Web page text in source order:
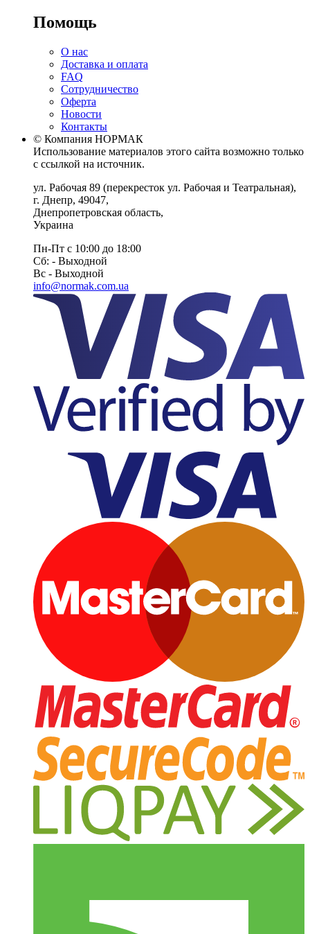
Помощь
О нас
Доставка и оплата
FAQ
Сотрудничество
Оферта
Новости
Контакты
© Компания НОРМАК
Использование материалов этого сайта возможно только
с ссылкой на источник.
ул. Рабочая 89 (перекресток ул. Рабочая и Театральная),
г. Днепр, 49047,
Днепропетровская область,
Украина
Пн-Пт с 10:00 до 18:00
Сб: - Выходной
Вс - Выходной
info@normak.com.ua